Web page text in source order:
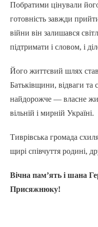
Побратими цінували
готовність завжди
війни він залишався
підтримати і словом, і
Його життєвий шлях
Батьківщини, відваги та
найдорожче — власне
вільній і мирній Україні.
Тиврівська громада
щирі співчуття родині,
Вічна пам’ять і шана
Присяжнюку!